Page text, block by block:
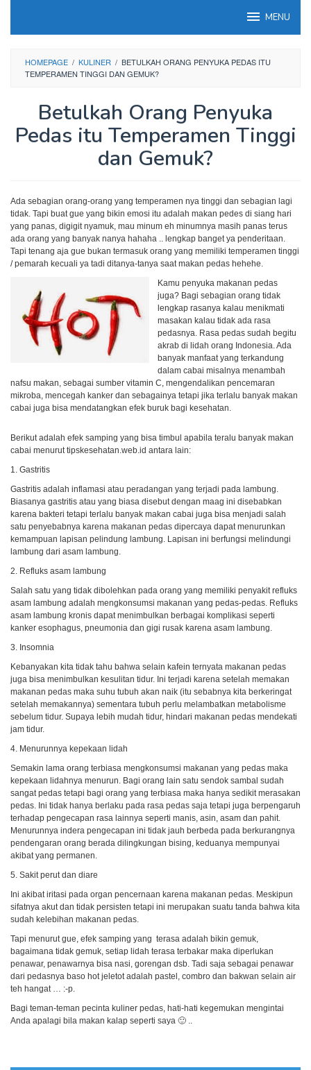
MENU
HOMEPAGE / KULINER / BETULKAH ORANG PENYUKA PEDAS ITU
TEMPERAMEN TINGGI DAN GEMUK?
Betulkah Orang Penyuka
Pedas itu Temperamen Tinggi
dan Gemuk?
Ada sebagian orang-orang yang temperamen nya tinggi dan sebagian lagi
tidak. Tapi buat gue yang bikin emosi itu adalah makan pedes di siang hari
yang panas, digigit nyamuk, mau minum eh minumnya masih panas terus
ada orang yang banyak nanya hahaha .. lengkap banget ya penderitaan.
Tapi tenang aja gue bukan termasuk orang yang memiliki temperamen tinggi
/ pemarah kecuali ya tadi ditanya-tanya saat makan pedas hehehe.
Kamu penyuka makanan pedas
juga? Bagi sebagian orang tidak
lengkap rasanya kalau menikmati
masakan kalau tidak ada rasa
pedasnya. Rasa pedas sudah begitu
akrab di lidah orang Indonesia. Ada
banyak manfaat yang terkandung
dalam cabai misalnya menambah
nafsu makan, sebagai sumber vitamin C, mengendalikan pencemaran
mikroba, mencegah kanker dan sebagainya tetapi jika terlalu banyak makan
cabai juga bisa mendatangkan efek buruk bagi kesehatan.
Berikut adalah efek samping yang bisa timbul apabila teralu banyak makan
cabai menurut tipskesehatan.web.id antara lain:
1. Gastritis
Gastritis adalah inflamasi atau peradangan yang terjadi pada lambung.
Biasanya gastritis atau yang biasa disebut dengan maag ini disebabkan
karena bakteri tetapi terlalu banyak makan cabai juga bisa menjadi salah
satu penyebabnya karena makanan pedas dipercaya dapat menurunkan
kemampuan lapisan pelindung lambung. Lapisan ini berfungsi melindungi
lambung dari asam lambung.
2. Refluks asam lambung
Salah satu yang tidak dibolehkan pada orang yang memiliki penyakit refluks
asam lambung adalah mengkonsumsi makanan yang pedas-pedas. Refluks
asam lambung kronis dapat menimbulkan berbagai komplikasi seperti
kanker esophagus, pneumonia dan gigi rusak karena asam lambung.
3. Insomnia
Kebanyakan kita tidak tahu bahwa selain kafein ternyata makanan pedas
juga bisa menimbulkan kesulitan tidur. Ini terjadi karena setelah memakan
makanan pedas maka suhu tubuh akan naik (itu sebabnya kita berkeringat
setelah memakannya) sementara tubuh perlu melambatkan metabolisme
sebelum tidur. Supaya lebih mudah tidur, hindari makanan pedas mendekati
jam tidur.
4. Menurunnya kepekaan lidah
Semakin lama orang terbiasa mengkonsumsi makanan yang pedas maka
kepekaan lidahnya menurun. Bagi orang lain satu sendok sambal sudah
sangat pedas tetapi bagi orang yang terbiasa maka hanya sedikit merasakan
pedas. Ini tidak hanya berlaku pada rasa pedas saja tetapi juga berpengaruh
terhadap pengecapan rasa lainnya seperti manis, asin, asam dan pahit.
Menurunnya indera pengecapan ini tidak jauh berbeda pada berkurangnya
pendengaran orang berada dilingkungan bising, keduanya mempunyai
akibat yang permanen.
5. Sakit perut dan diare
Ini akibat iritasi pada organ pencernaan karena makanan pedas. Meskipun
sifatnya akut dan tidak persisten tetapi ini merupakan suatu tanda bahwa kita
sudah kelebihan makanan pedas.
Tapi menurut gue, efek samping yang terasa adalah bikin gemuk,
bagaimana tidak gemuk, setiap lidah terasa terbakar maka diperlukan
penawar, penawarnya bisa nasi, gorengan dsb. Tadi saja sebagai penawar
dari pedasnya baso hot jeletot adalah pastel, combro dan bakwan selain air
teh hangat … :-p.
Bagi teman-teman pecinta kuliner pedas, hati-hati kegemukan mengintai
Anda apalagi bila makan kalap seperti saya 🙂 ..